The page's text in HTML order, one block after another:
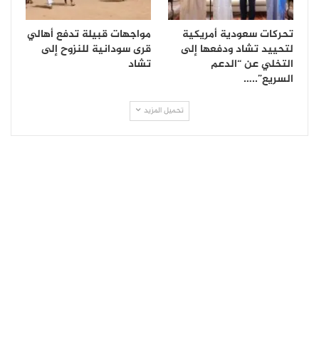
تحركات سعودية أمريكية
لتحييد تشاد ودفعها إلى
التخلي عن “الدعم
السريع”..…
مواجهات قبيلة تدفع أهالي
قرى سودانية للنزوح إلى
تشاد
تحميل المزيد